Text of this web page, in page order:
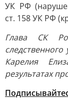
УК РФ
ст. 158 УК РФ
Глава СК
Карелия
результатах